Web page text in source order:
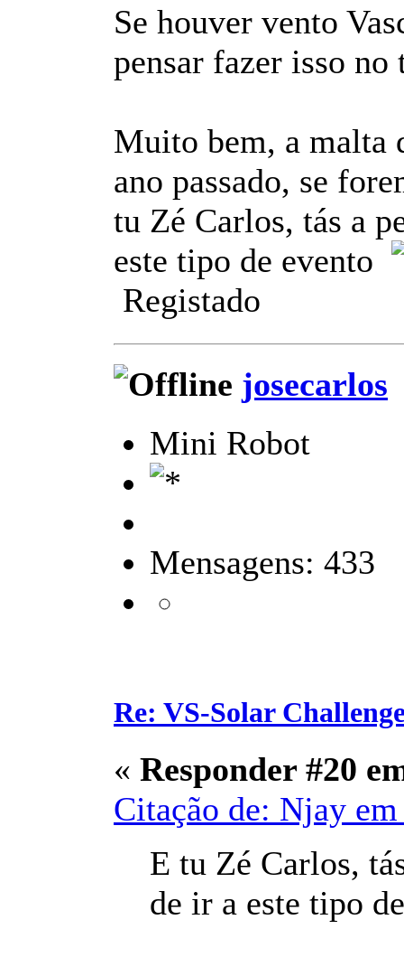
Se houver vento
pensar fazer isso
Muito bem, a malta
ano passado, se
tu Zé Carlos, tás a
este tipo de evento
Registado
josecarlos
Mini Robot
Mensagens: 433
Re: VS-Solar
« Responder #20
Citação de: Njay
E tu Zé Carlos,
de ir a este tipo